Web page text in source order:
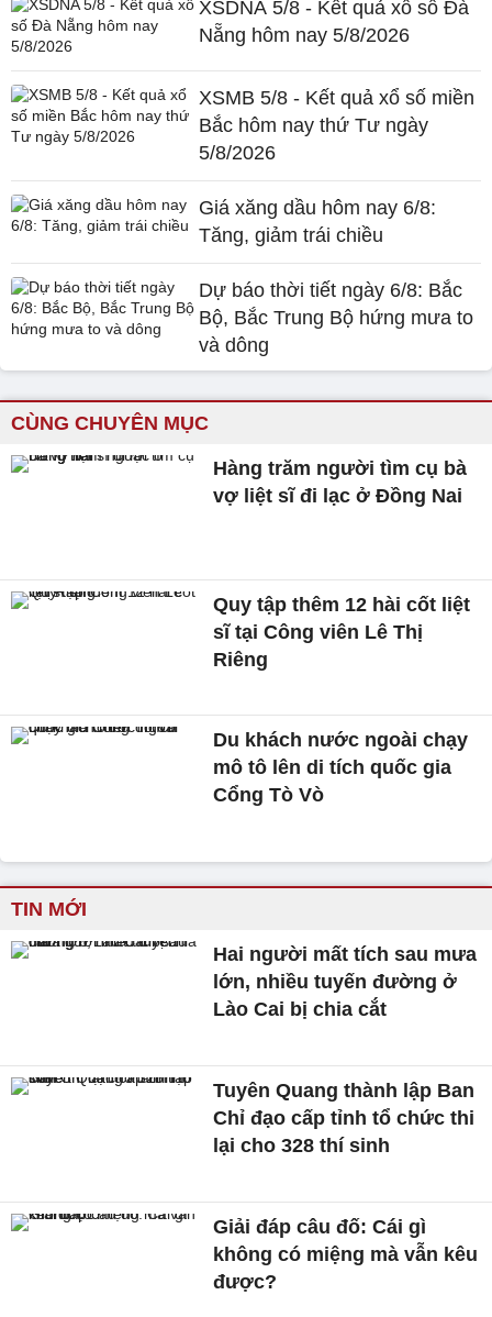
XSDNA 5/8 - Kết quả xổ số Đà
Nẵng hôm nay 5/8/2026
XSMB 5/8 - Kết quả xổ số miền
Bắc hôm nay thứ Tư ngày
5/8/2026
Giá xăng dầu hôm nay 6/8:
Tăng, giảm trái chiều
Dự báo thời tiết ngày 6/8: Bắc
Bộ, Bắc Trung Bộ hứng mưa to
và dông
CÙNG CHUYÊN MỤC
Hàng trăm người tìm cụ bà
vợ liệt sĩ đi lạc ở Đồng Nai
Quy tập thêm 12 hài cốt liệt
sĩ tại Công viên Lê Thị
Riêng
Du khách nước ngoài chạy
mô tô lên di tích quốc gia
Cổng Tò Vò
TIN MỚI
Hai người mất tích sau mưa
lớn, nhiều tuyến đường ở
Lào Cai bị chia cắt
Tuyên Quang thành lập Ban
Chỉ đạo cấp tỉnh tổ chức thi
lại cho 328 thí sinh
Giải đáp câu đố: Cái gì
không có miệng mà vẫn kêu
được?